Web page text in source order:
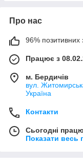
Про нас
96% позитивних
Працює з
м. Бердичів
вул.
Україна
Контакти
Сьогодні
Показати весь